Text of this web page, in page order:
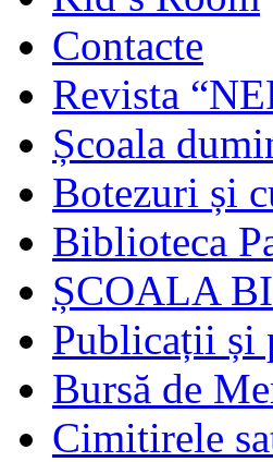
Contacte
Revista
Școala
Botezuri și
Biblioteca
ȘCOALA
Publicații și
Bursă de
Cimitirele